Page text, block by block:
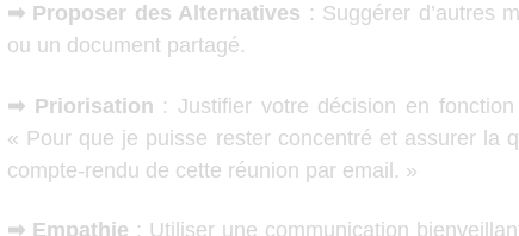
➡ Proposer des Alternatives : Suggérer d’autres
ou un document partagé.
➡ Priorisation : Justifier votre décision en
« Pour que je puisse rester concentré et assurer la
compte-rendu de cette réunion par email. »
➡ Empathie : Utiliser une communication